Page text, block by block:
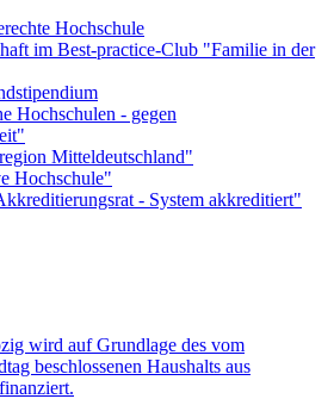
wird auf Grundlage des vom
beschlossenen Haushalts aus